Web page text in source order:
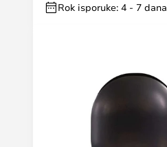
Rok isporuke: 4 - 7 dana